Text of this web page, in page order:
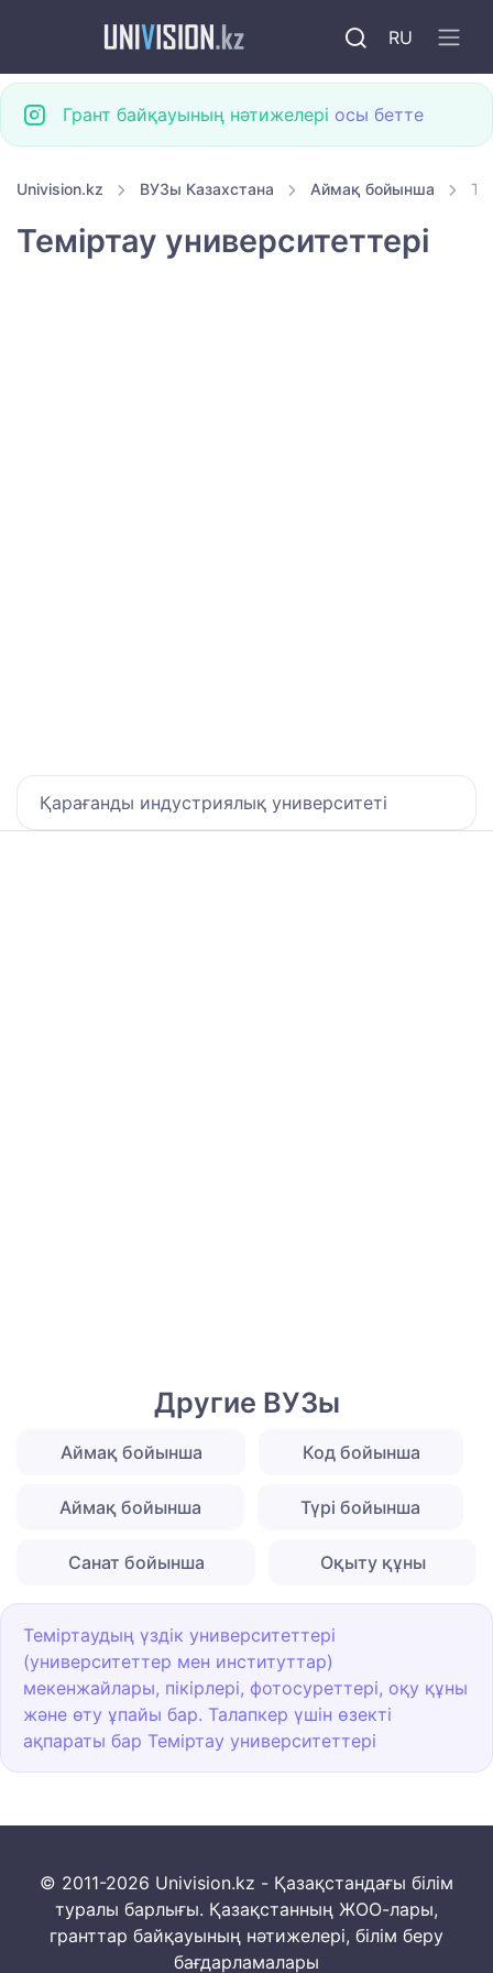
RU
Грант байқауының нәтижелері осы бетте
Univision.kz ВУЗы Казахстана Аймақ бойынша
Теміртау университеттері
Қарағанды индустриялық университеті
Другие ВУЗы
Аймақ бойынша Код бойынша
Аймақ бойынша Түрі бойынша
Санат бойынша Оқыту құны
Теміртаудың үздік университеттері
(университеттер мен институттар)
мекенжайлары, пікірлері, фотосуреттері, оқу құны
және өту ұпайы бар. Талапкер үшін өзекті
ақпараты бар Теміртау университеттері
© 2011-2026 Univision.kz - Қазақстандағы білім
туралы барлығы. Қазақстанның ЖОО-лары,
гранттар байқауының нәтижелері, білім беру
бағдарламалары